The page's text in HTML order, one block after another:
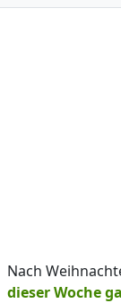
Nach
dieser Woche